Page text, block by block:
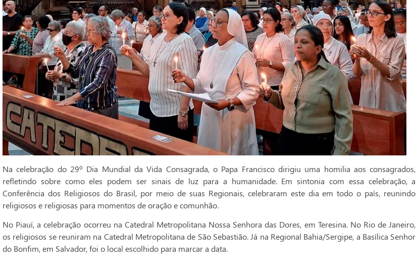
Na celebração do 29º Dia Mundial da Vida Consagrada, o Papa Francisco dirigiu uma homilia aos consagrados,
refletindo sobre como eles podem ser sinais de luz para a humanidade. Em sintonia com essa celebração, a
Conferência dos Religiosos do Brasil, por meio de suas Regionais, celebraram este dia em todo o país, reunindo
religiosos e religiosas para momentos de oração e comunhão.
No Piauí, a celebração ocorreu na Catedral Metropolitana Nossa Senhora das Dores, em Teresina. No Rio de Janeiro,
os religiosos se reuniram na Catedral Metropolitana de São Sebastião. Já na Regional Bahia/Sergipe, a Basílica Senhor
do Bonfim, em Salvador, foi o local escolhido para marcar a data.